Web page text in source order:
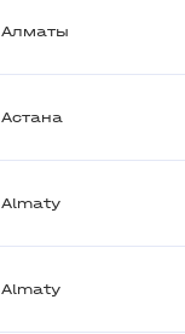
Алматы
Астана
Almaty
Almaty